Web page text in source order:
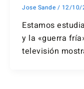
Jose Sande / 12/10/
Estamos
y la «guerra
televisión